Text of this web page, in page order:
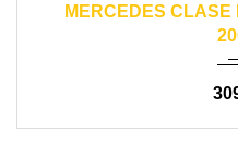
MERCEDES CLASE